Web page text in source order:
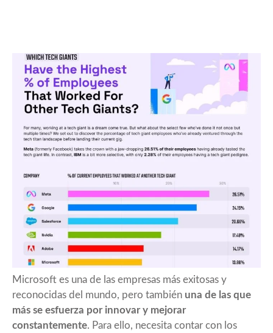
Microsoft es una de las empresas más exitosas y
reconocidas del mundo, pero también una de las que
más se esfuerza por innovar y mejorar
constantemente. Para ello, necesita contar con los